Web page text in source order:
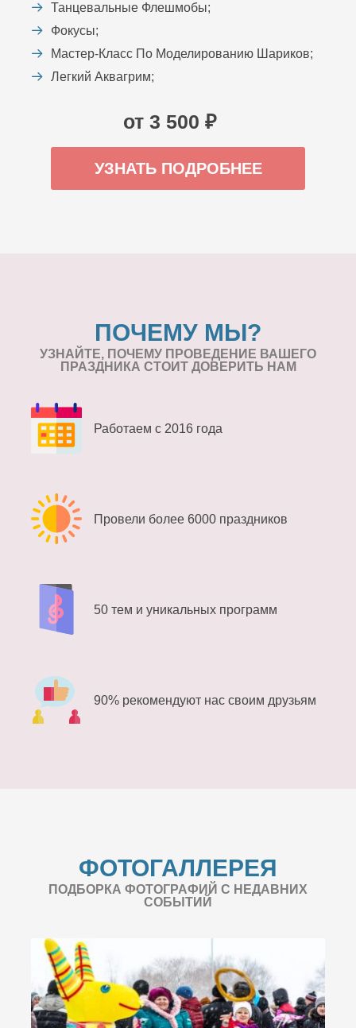
Танцевальные Флешмобы;
Фокусы;
Мастер-Класс По Моделированию Шариков;
Легкий Аквагрим;
от 3 500 ₽
УЗНАТЬ ПОДРОБНЕЕ
ПОЧЕМУ МЫ?
УЗНАЙТЕ, ПОЧЕМУ ПРОВЕДЕНИЕ ВАШЕГО
ПРАЗДНИКА СТОИТ ДОВЕРИТЬ НАМ
Работаем с 2016 года
Провели более 6000 праздников
50 тем и уникальных программ
90% рекомендуют нас своим друзьям
ФОТОГАЛЛЕРЕЯ
ПОДБОРКА ФОТОГРАФИЙ С НЕДАВНИХ
СОБЫТИЙ